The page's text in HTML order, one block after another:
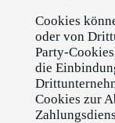
Cookies
oder von
Party-
die
Cookies zur